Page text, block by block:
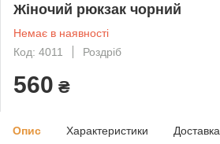
Жіночий рюкзак чорний
Немає в наявності
Код: 4011
Роздріб
560 ₴
Опис Характеристики Доставка